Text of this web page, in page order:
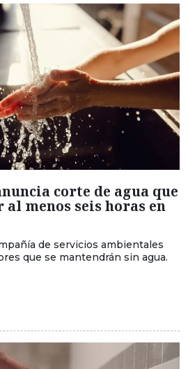
corte de agua que
menos seis horas en
de servicios ambientales
que se mantendrán sin agua.